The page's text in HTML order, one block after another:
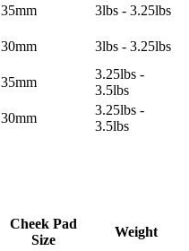
35mm 3lbs - 3.25lbs
30mm 3lbs - 3.25lbs
35mm
3.25lbs -
3.5lbs
30mm
3.25lbs -
3.5lbs
Cheek Pad
Size
Weight